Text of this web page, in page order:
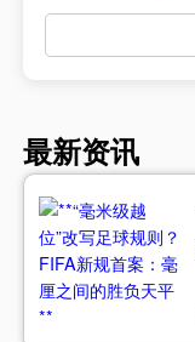
最新资讯